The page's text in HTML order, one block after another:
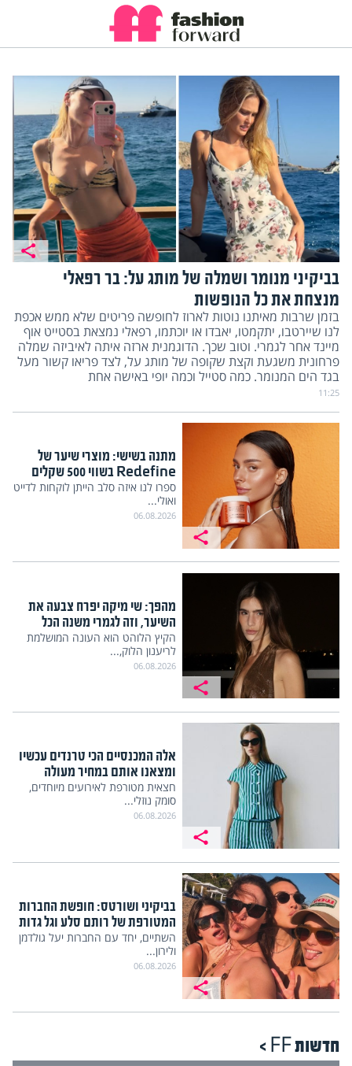
בביקיני מנומר ושמלה של מותג על: בר רפאלי
מנצחת את כל הנופשות
בזמן שרבות מאיתנו נוטות לארוז לחופשה פריטים שלא ממש אכפת
לנו שיירטבו, יתקמטו, יאבדו או יוכתמו, רפאלי נמצאת בסטייט אוף
מיינד אחר לגמרי. וטוב שכך. הדוגמנית ארזה איתה לאיביזה שמלה
פרחונית משגעת וקצת שקופה של מותג על, לצד פריאו קשור מעל
בגד הים המנומר. כמה סטייל וכמה יופי באישה אחת
11:25
מתנה בשישי: מוצרי שיער של
Redefine בשווי 500 שקלים
ספרו לנו איזה סלב הייתן לוקחות לדייט
ואולי...
06.08.2026
מהפך: שי מיקה יפרח צבעה את
השיער, וזה לגמרי משנה הכל
הקיץ הלוהט הוא העונה המושלמת
לריענון הלוק,...
06.08.2026
אלה המכנסיים הכי טרנדים עכשיו
ומצאנו אותם במחיר מעולה
חצאית מטורפת לאירועים מיוחדים,
סומק נוזלי...
06.08.2026
בביקיני ושורטס: חופשת החברות
המטורפת של רותם סלע וגל גדות
השתיים, יחד עם החברות יעל גולדמן
ולירון...
06.08.2026
חדשות FF >